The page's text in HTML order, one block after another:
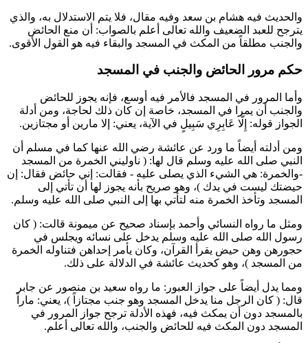
والحديث فيه هشام بن سعد وفيه مقال، فلا يتم الاستدلال به، والذي
يترجح للعبد الضعيف والله تعالى أعلم بالصواب: أن منع الحائض
والجنب مطلقاً من المكث في المسجد والبقاء فيه هو القول الأقوى.
حكم مرور الحائض والجنب في المسجد
وأما المرور في المسجد فالأمر فيه أوسع، فإنه يجوز للحائض
والجنب أن يمرا في المسجد، خاصة إن كان ذلك لحاجة، ومن أدلة
الجواز قوله: إِلَّا عَابِرِي سَبِيلٍ في الآية، يعني: إلا مارين أو مجتازين.
ومن أدلته أيضاً ما ورد عن عائشة رضي الله عنها كما في مسلم
أن
النبي صلى الله عليه وسلم قال لها: ( ناوليني الخمرة من المسجد
-والخمرة: هي الشيء الذي يصلى عليه - فقالت: إني حائض فقال: إن
حيضتك ليست في يدك )، وهو صريح بأنه يجوز لها أن تأتي إلى
المسجد وتأخذ الخمرة منه لتأتي بها إلى النبي صلى الله عليه وسلم.
ومثل ما رواه النسائي و أحمد بإسناد صحيح عن ميمونة قالت: ( كان
رسول الله صلى الله عليه وسلم يدخل على نسائه ويجلس في
حجورهن وهن حيض يقرأ القرآن، وكان يأمر إحداهن فتناوله الخمرة
من المسجد )، وهو كحديث عائشة في الدلالة على ذلك.
ومما يدل أيضاً على جواز العبور: ما رواه سعيد بن منصور عن جابر
قال: ( كان الرجل منا يدخل المسجد وهو جنب مجتازاً )، يعني: ماراً
بالمسجد دون أن يمكث فيه، فهذه الأدلة ترجح جواز المرور في
المسجد دون المكث فيه للحائض والجنب، والله تعالى أعلم.